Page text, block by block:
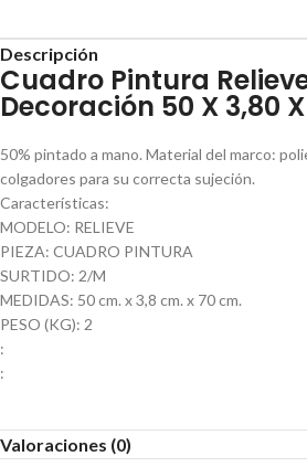
Descripción
Cuadro Pintura
Decoración 50 X 3,80
50% pintado a mano. Material del marco:
colgadores para su correcta sujeción.
Características:
MODELO: RELIEVE
PIEZA: CUADRO PINTURA
SURTIDO: 2/M
MEDIDAS: 50 cm. x 3,8 cm. x 70 cm.
PESO (KG): 2
:
:
Valoraciones (0)